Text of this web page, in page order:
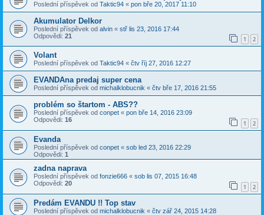
Poslední příspěvek od Taktic94 « pon bře 20, 2017 11:10
Akumulator Delkor
Poslední příspěvek od alvin « stř lis 23, 2016 17:44
Odpovědi: 21 1 2
Volant
Poslední příspěvek od Taktic94 « čtv říj 27, 2016 12:27
EVANDAna predaj super cena
Poslední příspěvek od michalklobucnik « čtv bře 17, 2016 21:55
problém so štartom - ABS??
Poslední příspěvek od conpet « pon bře 14, 2016 23:09
Odpovědi: 16 1 2
Evanda
Poslední příspěvek od conpet « sob led 23, 2016 22:29
Odpovědi: 1
zadna naprava
Poslední příspěvek od fonzie666 « sob lis 07, 2015 16:48
Odpovědi: 20 1 2
Predám EVANDU !! Top stav
Poslední příspěvek od michalklobucnik « čtv zář 24, 2015 14:28